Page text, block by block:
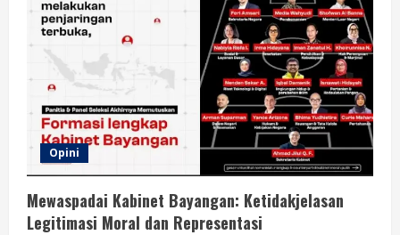
Opini
Mewaspadai Kabinet Bayangan: Ketidakjelasan
Legitimasi Moral dan Representasi